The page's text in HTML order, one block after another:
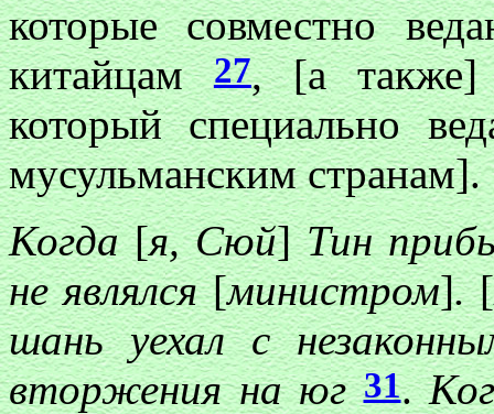
которые совместно
китайцам27, [а
который специально
мусульманским странам].
Когда[я, Сюй]Тин
не являлся[министром].[
шань уехал с
вторжения на юг31.